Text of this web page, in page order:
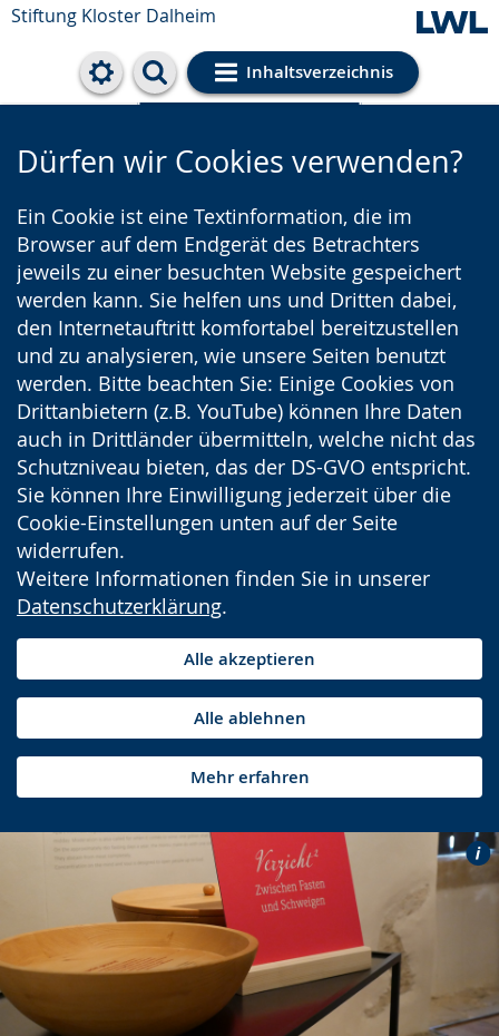
Stiftung Kloster Dalheim
Inhaltsverzeichnis
Cookie-Einstellungen
Dürfen wir Cookies verwenden?
Ein Cookie ist eine Textinformation, die im
Browser auf dem Endgerät des Betrachters
jeweils zu einer besuchten Website gespeichert
werden kann. Sie helfen uns und Dritten dabei,
den Internetauftritt komfortabel bereitzustellen
und zu analysieren, wie unsere Seiten benutzt
werden. Bitte beachten Sie: Einige Cookies von
Drittanbietern (z.B. YouTube) können Ihre Daten
auch in Drittländer übermitteln, welche nicht das
Schutzniveau bieten, das der DS-GVO entspricht.
Sie können Ihre Einwilligung jederzeit über die
Cookie-Einstellungen unten auf der Seite
widerrufen.
Weitere Informationen finden Sie in unserer
Datenschutzerklärung.
Alle akzeptieren
Alle ablehnen
Mehr erfahren